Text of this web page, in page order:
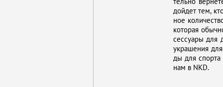
дой­дет тем,
ное
ко­то­рая
сес­су­а­ры для
укра­ше­ния
ды для
нам в NKD.